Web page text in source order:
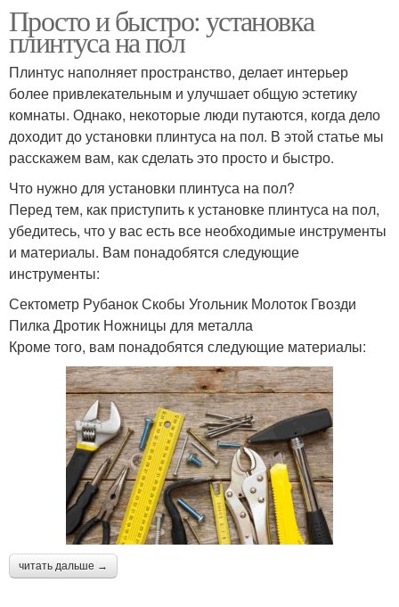
Просто и быстро: установка
плинтуса на пол
Плинтус наполняет пространство, делает интерьер
более привлекательным и улучшает общую эстетику
комнаты. Однако, некоторые люди путаются, когда дело
доходит до установки плинтуса на пол. В этой статье мы
расскажем вам, как сделать это просто и быстро.
Что нужно для установки плинтуса на пол?
Перед тем, как приступить к установке плинтуса на пол,
убедитесь, что у вас есть все необходимые инструменты
и материалы. Вам понадобятся следующие
инструменты:
Сектометр Рубанок Скобы Угольник Молоток Гвозди
Пилка Дротик Ножницы для металла
Кроме того, вам понадобятся следующие материалы:
читать дальше →